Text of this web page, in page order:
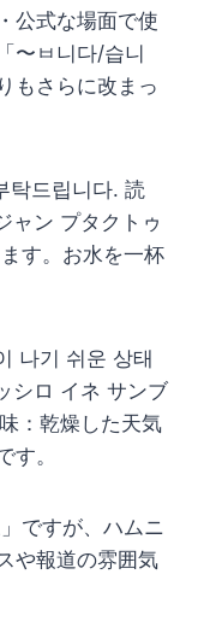
公式な場面で使
〜ㅂ니다/습니
もさらに改まっ
탁드립니다. 読
ャン プタクトゥ
す。お水を一杯
나기 쉬운 상태
シロ イネ サンブ
：乾燥した天気
す。
ですが、ハムニ
や報道の雰囲気